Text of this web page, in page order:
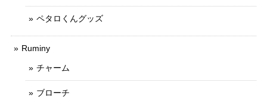
ペタロくんグッズ
Ruminy
チャーム
ブローチ